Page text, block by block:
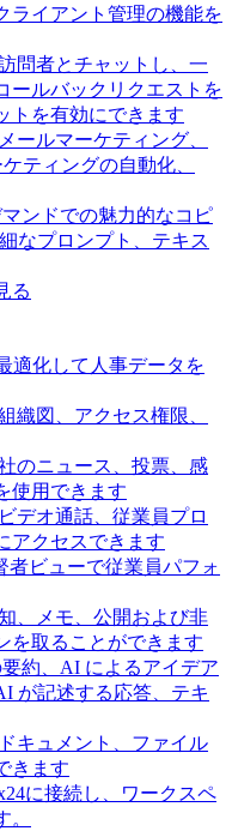
ライアント管理の機能を
問者とチャットし、一
ールバックリクエストを
トを有効にできます
メールマーケティング、
ティングの自動化、
ンドでの魅力的なコピ
なプロンプト、テキス
る
適化して人事データを
織図、アクセス権限、
のニュース、投票、感
使用できます
デオ通話、従業員プロ
アクセスできます
者ビューで従業員パフォ
、メモ、公開および非
を取ることができます
約、AI によるアイデア
が記述する応答、テキ
キュメント、ファイル
きます
に接続し、ワークスペ